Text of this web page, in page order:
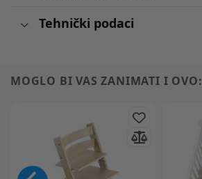
Tehnički podaci
MOGLO BI VAS ZANIMATI I OVO: